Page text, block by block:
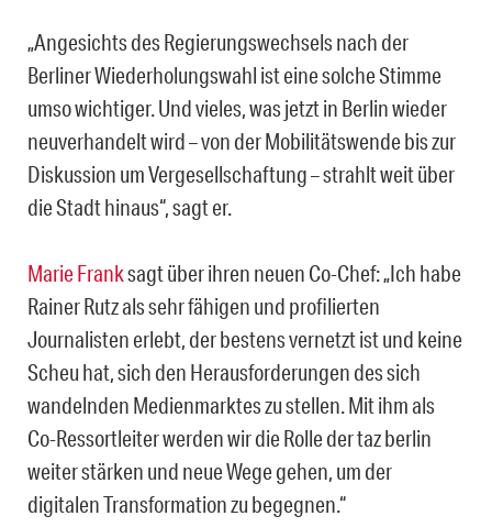
„Angesichts des Regierungswechsels nach der
Berliner Wiederholungswahl ist eine solche Stimme
umso wichtiger. Und vieles, was jetzt in Berlin wieder
neuverhandelt wird – von der Mobilitätswende bis zur
Diskussion um Vergesellschaftung – strahlt weit über
die Stadt hinaus“, sagt er.
Marie Franksagt über ihren neuen Co-Chef: „Ich habe
Rainer Rutz als sehr fähigen und profilierten
Journalisten erlebt, der bestens vernetzt ist und keine
Scheu hat, sich den Herausforderungen des sich
wandelnden Medienmarktes zu stellen. Mit ihm als
Co-Ressortleiter werden wir die Rolle der taz berlin
weiter stärken und neue Wege gehen, um der
digitalen Transformation zu begegnen.“